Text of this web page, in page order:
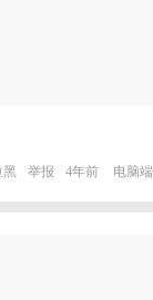
黑 举报 4年前 电脑端